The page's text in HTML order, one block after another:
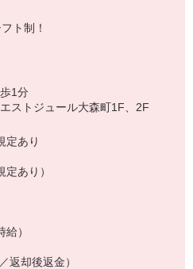
♪
飲食店が初めての方でも大丈夫！
えてくれるので安心してくださ
ト制！
1分
ストジュール大森町1F、2F
定あり
あり）
）
返却後返金）